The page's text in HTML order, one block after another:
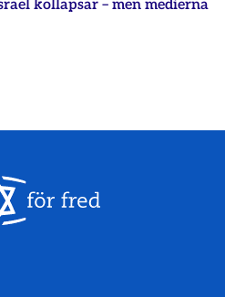
kollapsar – men medierna